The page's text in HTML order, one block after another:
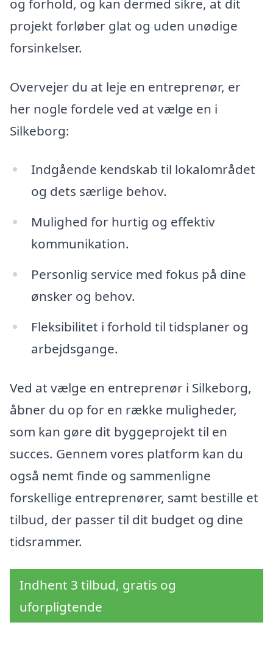
og forhold, og kan dermed sikre, at dit
projekt forløber glat og uden unødige
forsinkelser.
Overvejer du at leje en entreprenør, er
her nogle fordele ved at vælge en i
Silkeborg:
Indgående kendskab til lokalområdet
og dets særlige behov.
Mulighed for hurtig og effektiv
kommunikation.
Personlig service med fokus på dine
ønsker og behov.
Fleksibilitet i forhold til tidsplaner og
arbejdsgange.
Ved at vælge en entreprenør i Silkeborg,
åbner du op for en række muligheder,
som kan gøre dit byggeprojekt til en
succes. Gennem vores platform kan du
også nemt finde og sammenligne
forskellige entreprenører, samt bestille et
tilbud, der passer til dit budget og dine
tidsrammer.
Indhent 3 tilbud, gratis og
uforpligtende